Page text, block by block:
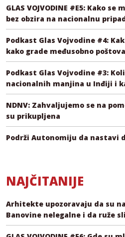
GLAS VOJVODINE #E5: Kako
bez obzira na nacionalnu
Podkast Glas Vojvodine #4:
kako grade međusobno
Podkast Glas Vojvodine #3:
nacionalnih manjina u Inđiji i
NDNV: Zahvaljujemo se na
su prikupljena
Podrži Autonomiju da nastavi
NAJČITANIJE
Arhitekte upozoravaju da su
Banovine nelegalne i da ruže